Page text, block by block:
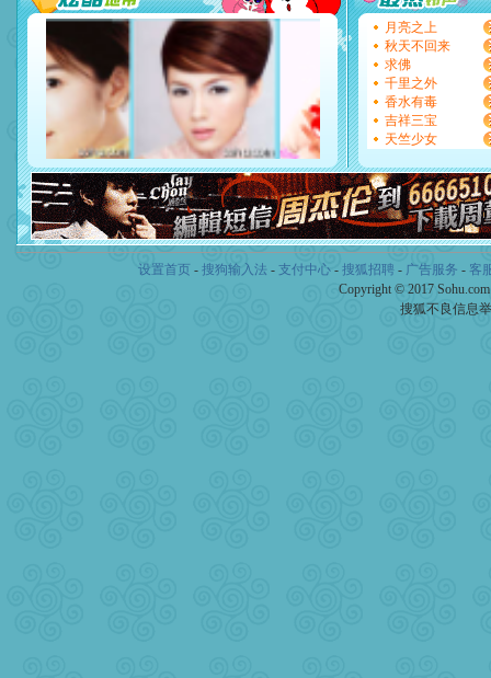
天都要快乐噢!
[圣诞节]奉上一颗祝福的心,
如意,快乐,鲜花,一切美好
[元旦]
看到你我会触电；
断电。爱你是我职业，想
你是我专业！水晶之恋祝你
[元旦]
如果上天让我许三
起；二是再生再世和你在
离。水晶之恋祝你新年快乐
[元旦]当我狠下心扭头离去
泣，这痛楚让我明白我多
卖了。水晶之恋祝你新年快
[春节]风柔雨润好月圆，半
颜！冬去春来似水如烟，
道一声平安！新年吉祥万事
[春节]传说薰衣草有四片叶
片叶子是希望，第三片叶
月亮之上
秋天不回来
求佛
千里之外
香水有毒
吉祥三宝
天竺少女
设置首页 - 搜狗输入法 - 支付中心- 搜狐招聘- 广告服务 - 客
Copyright © 2017
搜狐不良信息